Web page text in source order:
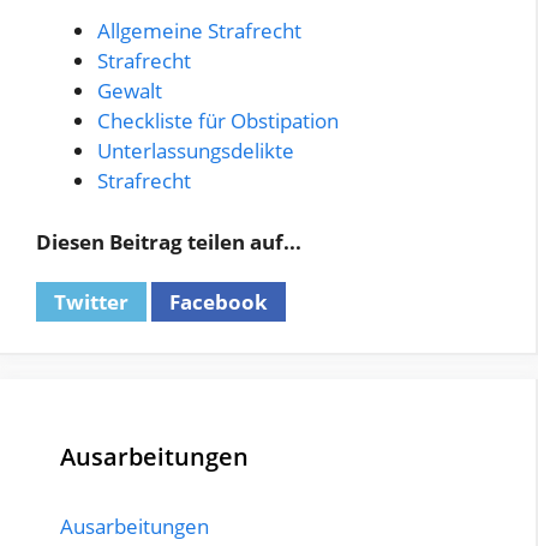
Allgemeine Strafrecht
Strafrecht
Gewalt
Checkliste für Obstipation
Unterlassungsdelikte
Strafrecht
Diesen Beitrag teilen auf...
Twitter Facebook
Ausarbeitungen
Ausarbeitungen